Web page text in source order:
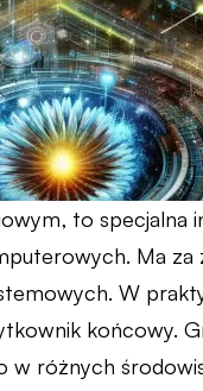
to specjalna
Ma za
W
końcowy.
w różnych